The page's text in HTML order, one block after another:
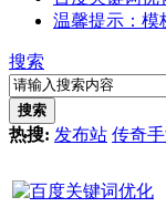
温馨提示：模
搜索
搜索
热搜: 发布站 传奇